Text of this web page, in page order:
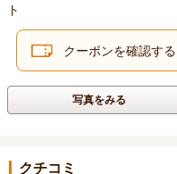
ト
クーポンを確認する
写真をみる
クチコミ